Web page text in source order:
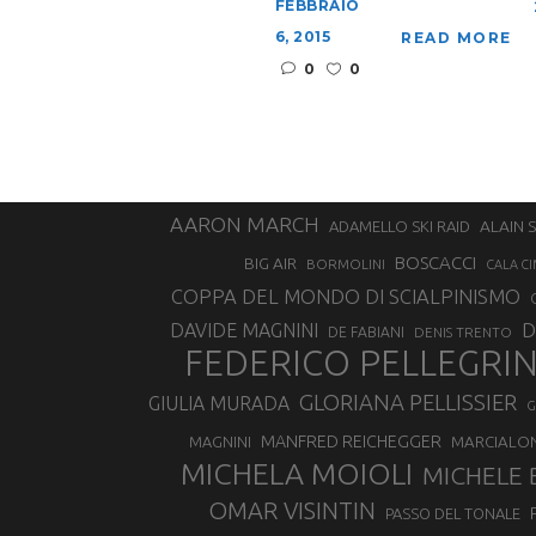
FEBBRAIO
6, 2015
0
0
READ MORE
AARON MARCH ADAMELLO SKI RAID ALAIN
BIG AIR
BORMOLINI BOSCACCI CALA
COPPA DEL MONDO DI SCIALPINISMO
DAVIDE MAGNINI DE FABIANI DENIS TRENTO
FEDERICO
GIULIA MURADA GLORIANA PELLISSIER
MAGNINI MANFRED REICHEGGER
MICHELA MOIOLI MICHELE
OMAR VISINTIN PASSO DEL TONALE